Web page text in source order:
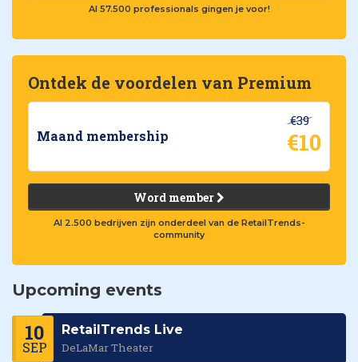
Al 57.500 professionals gingen je voor!
Ontdek de voordelen van Premium
Maand membership
€39
€10
Word member
Al 2.500 bedrijven zijn onderdeel van de RetailTrends-
community
Upcoming events
10
SEP
RetailTrends Live
DeLaMar Theater